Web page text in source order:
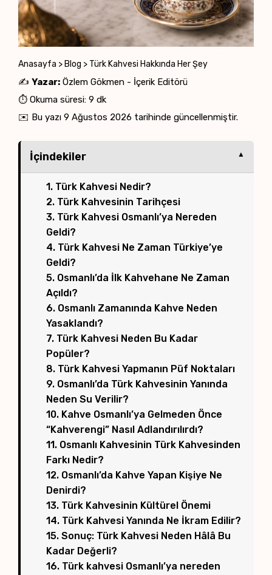
Anasayfa > Blog > Türk Kahvesi Hakkında Her Şey
✍️ Yazar: Özlem Gökmen - İçerik Editörü
⏱️ Okuma süresi: 9 dk
✉️ Bu yazı 9 Ağustos 2026 tarihinde güncellenmiştir.
İçindekiler
1. Türk Kahvesi Nedir?
2. Türk Kahvesinin Tarihçesi
3. Türk Kahvesi Osmanlı’ya Nereden
Geldi?
4. Türk Kahvesi Ne Zaman Türkiye’ye
Geldi?
5. Osmanlı’da İlk Kahvehane Ne Zaman
Açıldı?
6. Osmanlı Zamanında Kahve Neden
Yasaklandı?
7. Türk Kahvesi Neden Bu Kadar
Popüler?
8. Türk Kahvesi Yapmanın Püf Noktaları
9. Osmanlı’da Türk Kahvesinin Yanında
Neden Su Verilir?
10. Kahve Osmanlı’ya Gelmeden Önce
“Kahverengi” Nasıl Adlandırılırdı?
11. Osmanlı Kahvesinin Türk Kahvesinden
Farkı Nedir?
12. Osmanlı’da Kahve Yapan Kişiye Ne
Denirdi?
13. Türk Kahvesinin Kültürel Önemi
14. Türk Kahvesi Yanında Ne İkram Edilir?
15. Sonuç: Türk Kahvesi Neden Hâlâ Bu
Kadar Değerli?
16. Türk kahvesi Osmanlı’ya nereden